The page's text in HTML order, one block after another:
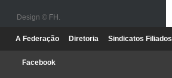
Design © FH .
A Federação Diretoria Sindicatos Filiados
Facebook